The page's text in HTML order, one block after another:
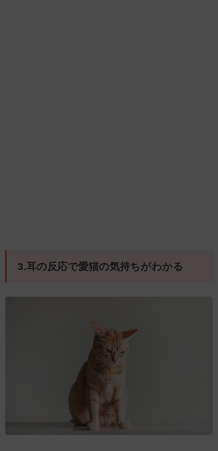
3.耳の反応で愛猫の気持ちがわかる